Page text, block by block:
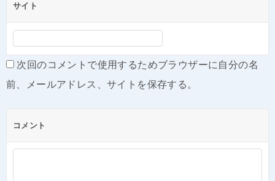
サイト
次回のコメントで使用するためブラウザーに自分の名
前、メールアドレス、サイトを保存する。
コメント